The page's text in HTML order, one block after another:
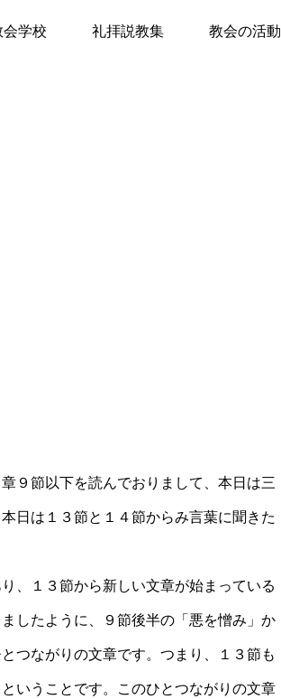
会学校 礼拝説教集 教会の活動
９節以下を読んでおりまして、本日は三
日は１３節と１４節からみ言葉に聞きた
、１３節から新しい文章が始まっている
したように、９節後半の「悪を憎み」か
つながりの文章です。つまり、１３節も
いうことです。このひとつながりの文章